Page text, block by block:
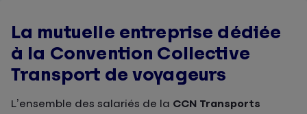
La mutuelle entreprise dédiée
à la Convention Collective
Transport de voyageurs
L’ensemble des salariés de la CCN Transports